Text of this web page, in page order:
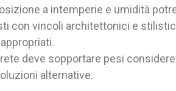
a intemperie e umidità
con vincoli architettonici e
deve sopportare pesi
alternative.